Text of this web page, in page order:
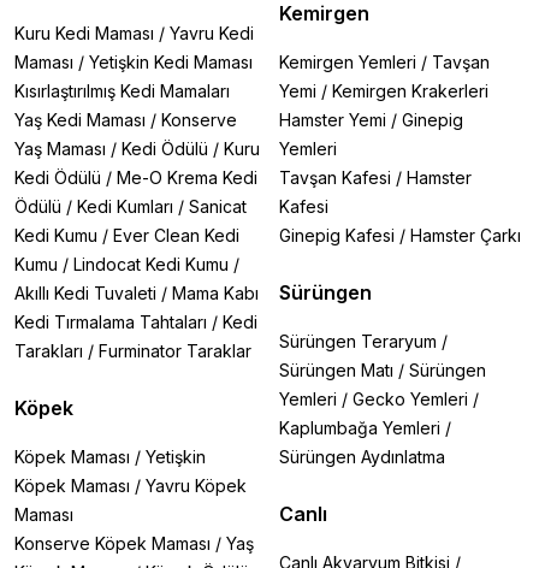
Kuru Kedi Maması / Yavru Kedi
Maması / Yetişkin Kedi Maması
Kısırlaştırılmış Kedi Mamaları
Yaş Kedi Maması / Konserve
Yaş Maması / Kedi Ödülü / Kuru
Kedi Ödülü / Me-O Krema Kedi
Ödülü / Kedi Kumları / Sanicat
Kedi Kumu / Ever Clean Kedi
Kumu / Lindocat Kedi Kumu /
Akıllı Kedi Tuvaleti / Mama Kabı
Kedi Tırmalama Tahtaları / Kedi
Tarakları / Furminator Taraklar
Köpek
Köpek Maması / Yetişkin
Köpek Maması / Yavru Köpek
Maması
Konserve Köpek Maması / Yaş
Kemirgen
Kemirgen Yemleri / Tavşan
Yemi / Kemirgen Krakerleri
Hamster Yemi / Ginepig
Yemleri
Tavşan Kafesi / Hamster
Kafesi
Ginepig Kafesi / Hamster Çarkı
Sürüngen
Sürüngen Teraryum /
Sürüngen Matı / Sürüngen
Yemleri / Gecko Yemleri /
Kaplumbağa Yemleri /
Sürüngen Aydınlatma
Canlı
Canlı Akvaryum Bitkisi /